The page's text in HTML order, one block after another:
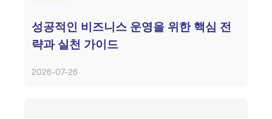
성공적인 비즈니스 운영을 위한 핵심 전
략과 실천 가이드
2026-07-26